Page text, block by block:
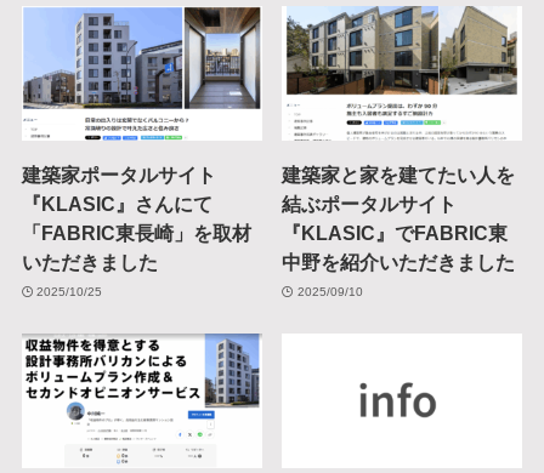
建築家ポータルサイト
『KLASIC』さんにて
「FABRIC東長崎」を取材
いただきました
2025/10/25
建築家と家を建てたい人を
結ぶポータルサイト
『KLASIC』でFABRIC東
中野を紹介いただきました
2025/09/10